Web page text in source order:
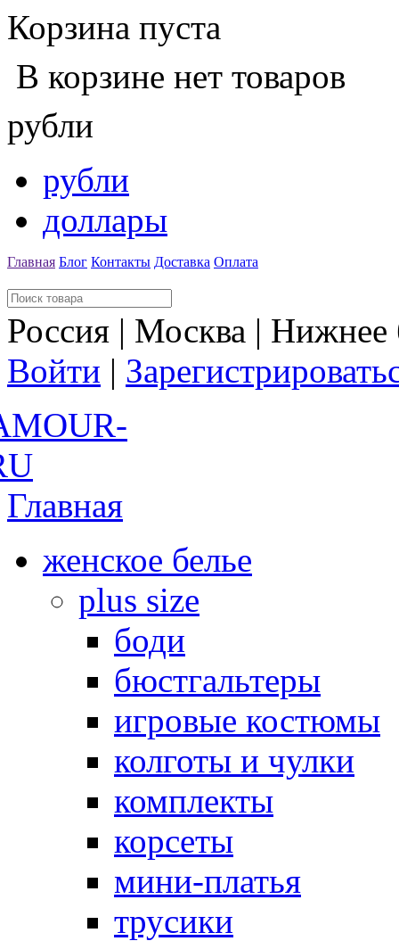
Корзина пуста
В корзине нет товаров
рубли
рубли
доллары
Главная Блог Контакты Доставка Оплата
Россия | Москва |
Войти |
Главная
женское белье
plus size
боди
бюстгальтеры
игровые костюмы
колготы и чулки
комплекты
корсеты
мини-платья
трусики